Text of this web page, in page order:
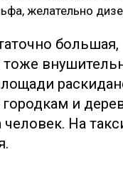
желательно
большая,
тоже
и
На